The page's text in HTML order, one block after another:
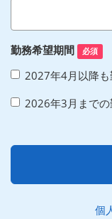
勤務希望期間 必須
2027年4月以降も
2026年3月までの
個